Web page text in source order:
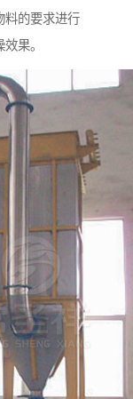
料的要求进行
果。